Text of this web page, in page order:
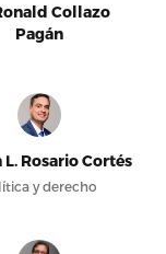
Collazo
Pagán
L. Rosario Cortés
y derecho